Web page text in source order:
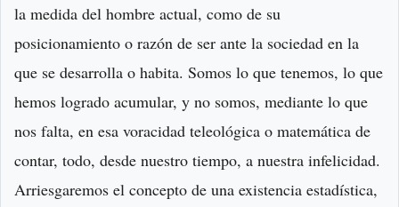
la medida del hombre actual, como de su
posicionamiento o razón de ser ante la sociedad en la
que se desarrolla o habita. Somos lo que tenemos, lo que
hemos logrado acumular, y no somos, mediante lo que
nos falta, en esa voracidad teleológica o matemática de
contar, todo, desde nuestro tiempo, a nuestra infelicidad.
Arriesgaremos el concepto de una existencia estadística,